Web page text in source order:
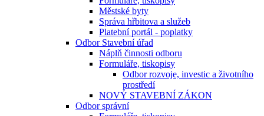
Městské byty
Správa hřbitova a služeb
Platební portál - poplatky
Odbor Stavební úřad
Náplň činnosti odboru
Formuláře, tiskopisy
Odbor rozvoje, investic a životního
prostředí
NOVÝ STAVEBNÍ ZÁKON
Odbor správní